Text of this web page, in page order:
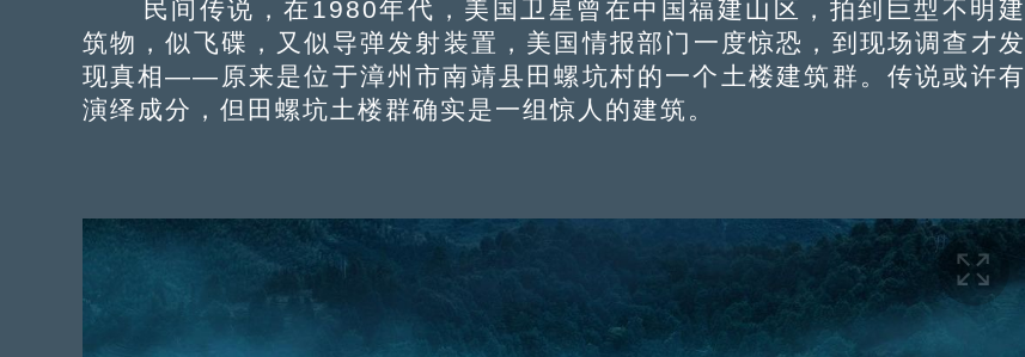
民间传说，在1980年代，美国卫星曾在中国福建山区，拍到巨型不明建
筑物，似飞碟，又似导弹发射装置，美国情报部门一度惊恐，到现场调查才发
现真相——原来是位于漳州市南靖县田螺坑村的一个土楼建筑群。传说或许有
演绎成分，但田螺坑土楼群确实是一组惊人的建筑。